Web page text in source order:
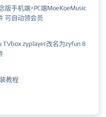
版手机端+PC端MoeKoeMusic
可自动领会员
zyplayer改名为zyfun 8
教程